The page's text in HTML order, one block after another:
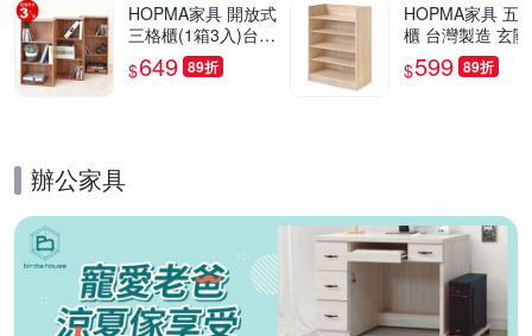
HOPMA家具 開放式
三格櫃(1箱3入)台灣
製造 收納置物櫃 儲
藏玄關櫃 展示空櫃-
$649 89折
HOPMA家具 五
櫃 台灣製造 玄
開放收納櫃 置物
櫃 鞋架-寬60 X
$599 89折
辦公家具